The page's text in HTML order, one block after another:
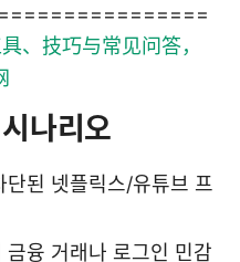
、技巧与常见问答，
나리오
된 넷플릭스/유튜브 프
융 거래나 로그인 민감